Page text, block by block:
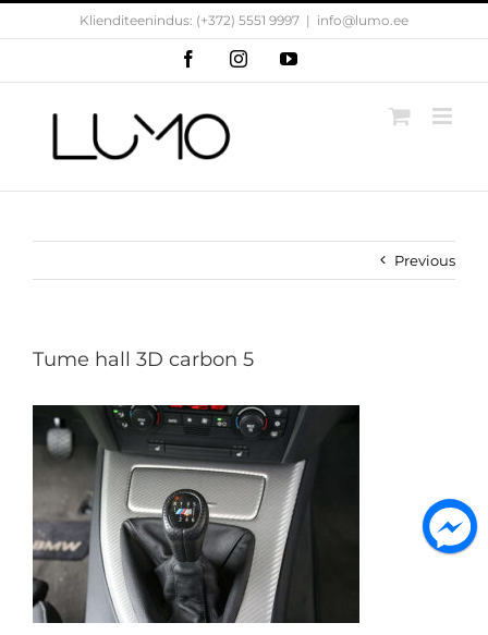
Skip
Klienditeenindus: (+372) 5551 9997 | info@lumo.ee
FacebookInstagramYouTube
Previous
Tume hall 3D carbon 5